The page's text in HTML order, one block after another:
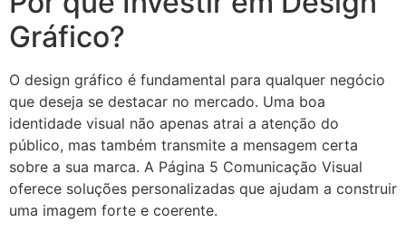
Gráfico?
O design gráfico é fundamental para qualquer negócio
que deseja se destacar no mercado. Uma boa
identidade visual não apenas atrai a atenção do
público, mas também transmite a mensagem certa
sobre a sua marca. A Página 5 Comunicação Visual
oferece soluções personalizadas que ajudam a construir
uma imagem forte e coerente.